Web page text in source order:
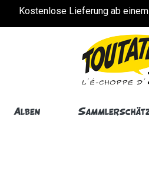
Kostenlose Lieferung ab
Alben